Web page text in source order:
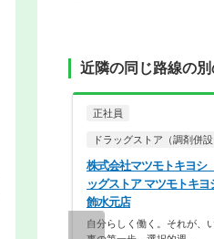
近隣の同じ路線の
正社員
ドラッグストア（調剤併設
株式会社マツモトキヨ
ッグストア マツモトキヨ
飾水元店
自分らしく働く。それが、